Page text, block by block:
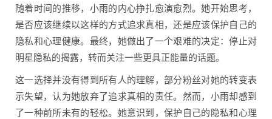
随着时间的推移，小雨的内心挣扎愈演愈烈。她开始思考，
是否应该继续以这样的方式追求真相，还是应该保护自己的
隐私和心理健康。最终，她做出了一个艰难的决定：停止对
明星隐私的揭露，转而关注一些更具正能量的话题。
这一选择并没有得到所有人的理解，部分粉丝对她的转变表
示失望，认为她放弃了追求真相的责任。然而，小雨却感到
了一种前所未有的轻松。她意识到，保护自己的隐私和心理